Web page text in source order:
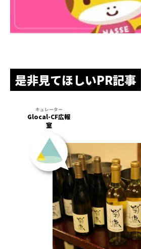
是非見てほしいPR記事
Glocal-CF広報
室